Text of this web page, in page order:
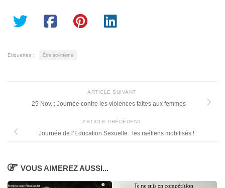
Étiquettes : Être soi-même
ARTICLE SUIVANT
25 Nov. : Journée contre les violences faites aux femmes
ARTICLE PRÉCÉDENT
Journée de l’Education Sexuelle : les raéliens mobilisés !
VOUS AIMEREZ AUSSI...